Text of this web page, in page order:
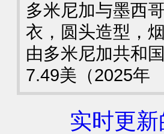
多米尼加与墨西
衣，圆头造型，
由多米尼加共和
7.49美（2025年
实时更